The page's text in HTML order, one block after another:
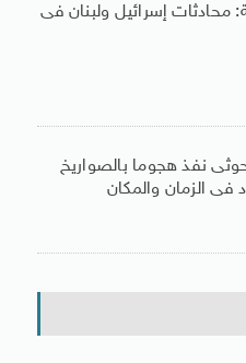
محادثات إسرائيل ولبنان فى
نفذ هجوما بالصواريخ
فى الزمان والمكان